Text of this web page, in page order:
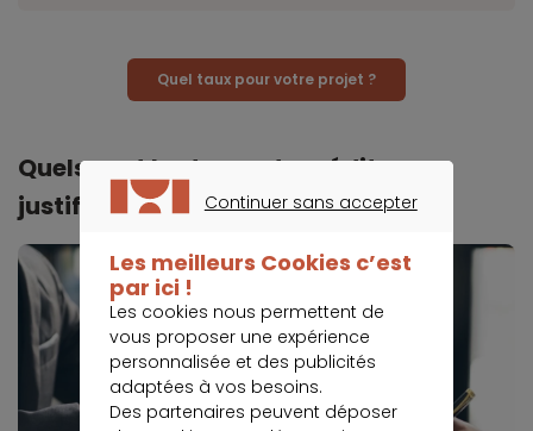
Quel taux pour votre projet ?
Quels sont les types de crédits sans
justificatif ?
Continuer sans accepter
Les meilleurs Cookies c’est
par ici !
Les cookies nous permettent de
vous proposer une expérience
personnalisée et des publicités
adaptées à vos besoins.
Des partenaires peuvent déposer